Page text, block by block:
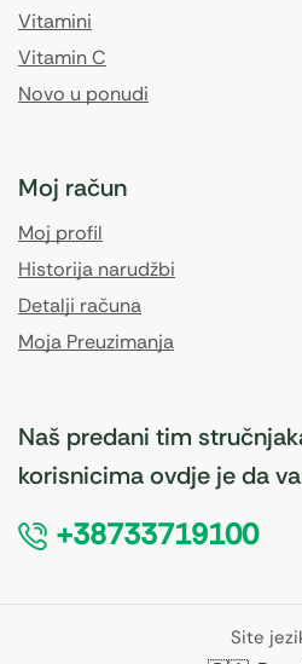
Vitamini
Vitamin C
Novo u ponudi
Moj račun
Moj profil
Historija narudžbi
Detalji računa
Moja Preuzimanja
Naš predani tim
korisnicima ovdje je da
+38733719100
Site